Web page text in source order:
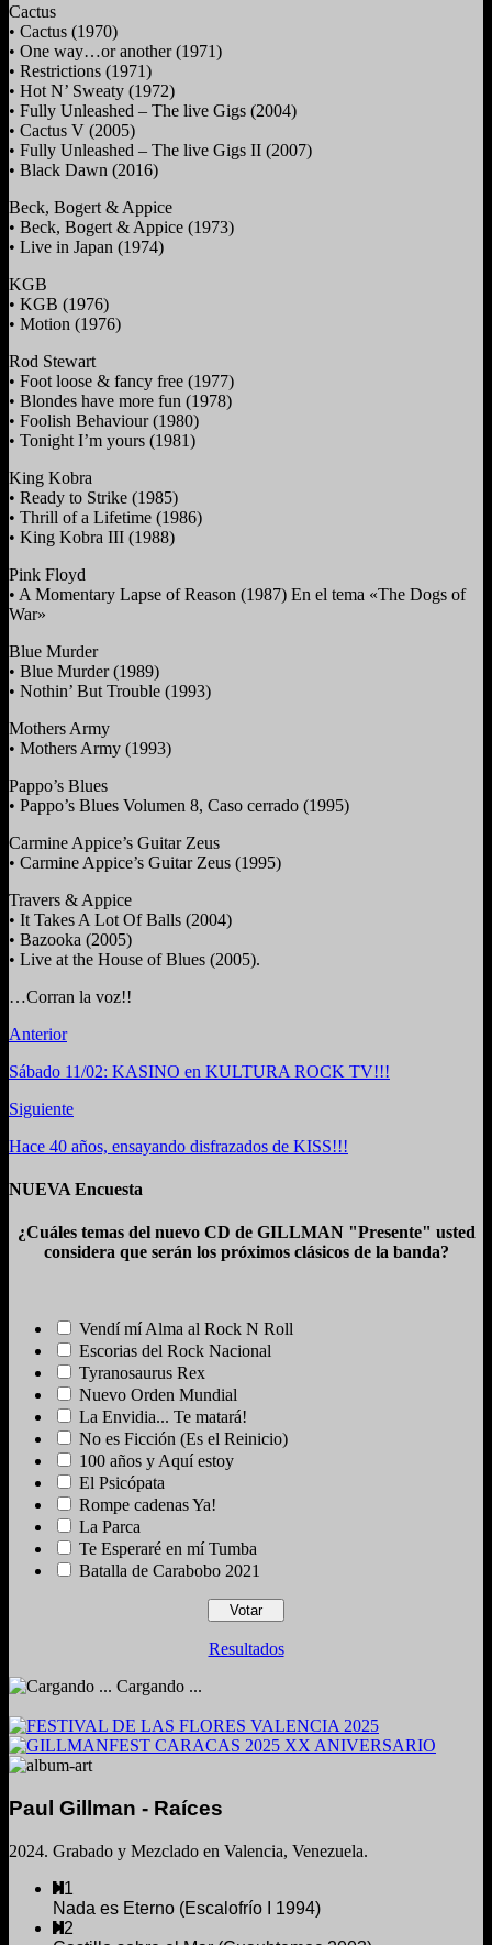
Cactus
• Cactus (1970)
• One way…or another (1971)
• Restrictions (1971)
• Hot N’ Sweaty (1972)
• Fully Unleashed – The live Gigs (2004)
• Cactus V (2005)
• Fully Unleashed – The live Gigs II (2007)
• Black Dawn (2016)
Beck, Bogert & Appice
• Beck, Bogert & Appice (1973)
• Live in Japan (1974)
KGB
• KGB (1976)
• Motion (1976)
Rod Stewart
• Foot loose & fancy free (1977)
• Blondes have more fun (1978)
• Foolish Behaviour (1980)
• Tonight I’m yours (1981)
King Kobra
• Ready to Strike (1985)
• Thrill of a Lifetime (1986)
• King Kobra III (1988)
Pink Floyd
• A Momentary Lapse of Reason (1987) En el tema «The Dogs of
War»
Blue Murder
• Blue Murder (1989)
• Nothin’ But Trouble (1993)
Mothers Army
• Mothers Army (1993)
Pappo’s Blues
• Pappo’s Blues Volumen 8, Caso cerrado (1995)
Carmine Appice’s Guitar Zeus
• Carmine Appice’s Guitar Zeus (1995)
Travers & Appice
• It Takes A Lot Of Balls (2004)
• Bazooka (2005)
• Live at the House of Blues (2005).
…Corran la voz!!
Anterior
Sábado 11/02: KASINO en KULTURA ROCK TV!!!
Siguiente
Hace 40 años, ensayando disfrazados de KISS!!!
NUEVA Encuesta
¿Cuáles temas del nuevo CD de GILLMAN "Presente" usted
considera que serán los próximos clásicos de la banda?
Vendí mí Alma al Rock N Roll
Escorias del Rock Nacional
Tyranosaurus Rex
Nuevo Orden Mundial
La Envidia... Te matará!
No es Ficción (Es el Reinicio)
100 años y Aquí estoy
El Psicópata
Rompe cadenas Ya!
La Parca
Te Esperaré en mí Tumba
Batalla de Carabobo 2021
Resultados
Cargando ...
Paul Gillman - Raíces
2024. Grabado y Mezclado en Valencia, Venezuela.
1
Nada es Eterno (Escalofrío I 1994)
2